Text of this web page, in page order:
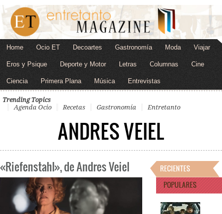
Home Ocio ET Decoartes Gastronomía Moda Viajar
Eros y Psique Deporte y Motor Letras Columnas Cine
Ciencia Primera Plana Música Entrevistas
Trending Topics
Agenda Ocio
Recetas Gastronomía Entretanto
ANDRES VEIEL
«Riefenstahl», de Andres Veiel
RECIENTES
POPULARES